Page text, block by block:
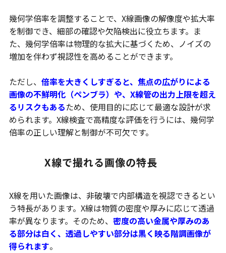
幾何学倍率を調整することで、X線画像の解像度や拡大率
を制御でき、細部の確認や欠陥検出に役立ちます。ま
た、幾何学倍率は物理的な拡大に基づくため、ノイズの
増加を伴わず視認性を高めることができます。
ただし、 倍率を大きくしすぎると、焦点の広がりによる
画像の不鮮明化（ペンブラ）や、X線管の出力上限を超え
るリスクもあるため、使用目的に応じて最適な設計が求
められます。X線検査で高精度な評価を行うには、幾何学
倍率の正しい理解と制御が不可欠です。
X線で撮れる画像の特長
X線を用いた画像は、非破壊で内部構造を視認できるとい
う特長があります。X線は物質の密度や厚みに応じて透過
率が異なります。そのため、 密度の高い金属や厚みのあ
る部分は白く、透過しやすい部分は黒く映る階調画像が
得られます。